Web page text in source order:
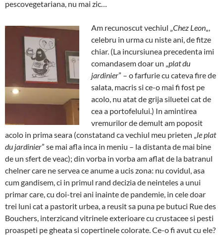
pescovegetariana, nu mai zic…
Am recunoscut vechiul „Chez Leon„,
celebru in urma cu niste ani, de fitze
chiar. (La incursiunea precedenta imi
comandasem doar un „plat du
jardinier” – o farfurie cu cateva fire de
salata, macris si ce-o mai fi fost pe
acolo, nu atat de grija siluetei cat de
cea a portofelului.) In amintirea
vremurilor de demult am poposit
acolo in prima seara (constatand ca vechiul meu prieten „le plat
du jardinier” se mai afla inca in meniu – la distanta de mai bine
de un sfert de veac); din vorba in vorba am aflat de la batranul
chelner care ne servea ce anume a ucis zona: nu covidul, asa
cum gandisem, ci in primul rand decizia de neinteles a unui
primar care, cu doi-trei ani inainte de pandemie, in cele doar
trei luni cat a pastorit urbea, a reusit sa puna pe butuci Rue des
Bouchers, interzicand vitrinele exterioare cu crustacee si pesti
proaspeti pe gheata si copertinele colorate. Ce-o fi avut cu ele?